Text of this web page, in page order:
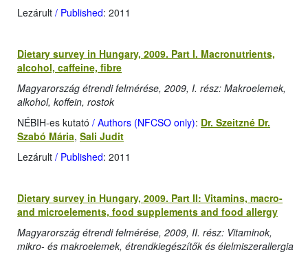
Lezárult / Published: 2011
Dietary survey in Hungary, 2009. Part I. Macronutrients,
alcohol, caffeine, fibre
Magyarország étrendi felmérése, 2009, I. rész: Makroelemek,
alkohol, koffein, rostok
NÉBIH-es kutató / Authors (NFCSO only): Dr. Szeitzné Dr.
Szabó Mária, Sali Judit
Lezárult / Published: 2011
Dietary survey in Hungary, 2009. Part II: Vitamins, macro-
and microelements, food supplements and food allergy
Magyarország étrendi felmérése, 2009, II. rész: Vitaminok,
mikro- és makroelemek, étrendkiegészítők és élelmiszerallergia